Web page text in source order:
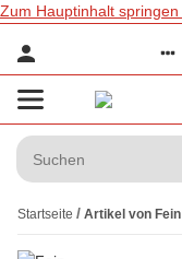
Zum Hauptinhalt springen
Startseite Artikel von Fein